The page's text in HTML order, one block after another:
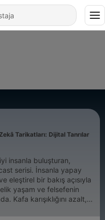
Tarikatları: Dijital Tanrılar
insanla buluşturan,
serisi. İnsanla yapay
eleştirel bir bakış açısıyla
yaşam ve felsefenin
Kafa karışıklığını azalt,